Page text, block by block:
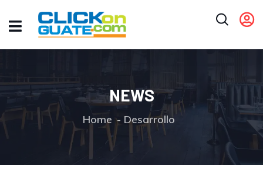
NEWS
Home Desarrollo